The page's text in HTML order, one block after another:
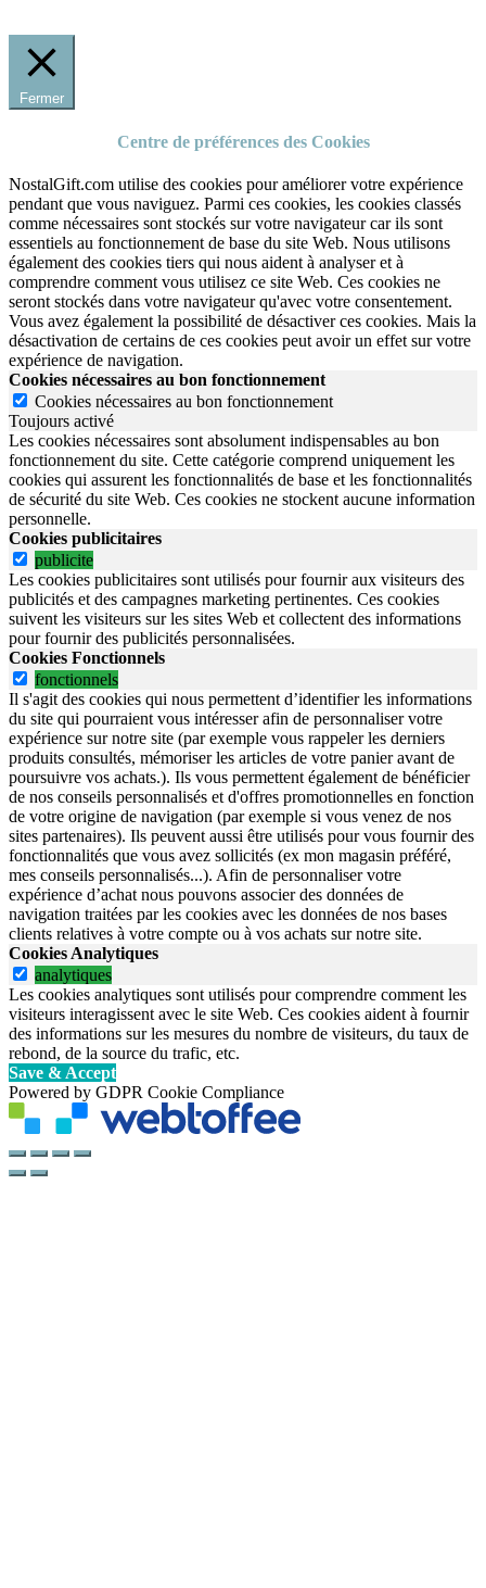
Fermer
Centre de préférences des Cookies
NostalGift.com utilise des cookies pour améliorer votre expérience
pendant que vous naviguez. Parmi ces cookies, les cookies classés
comme nécessaires sont stockés sur votre navigateur car ils sont
essentiels au fonctionnement de base du site Web. Nous utilisons
également des cookies tiers qui nous aident à analyser et à
comprendre comment vous utilisez ce site Web. Ces cookies ne
seront stockés dans votre navigateur qu'avec votre consentement.
Vous avez également la possibilité de désactiver ces cookies. Mais la
désactivation de certains de ces cookies peut avoir un effet sur votre
expérience de navigation.
Cookies nécessaires au bon fonctionnement
Cookies nécessaires au bon fonctionnement
Toujours activé
Les cookies nécessaires sont absolument indispensables au bon
fonctionnement du site. Cette catégorie comprend uniquement les
cookies qui assurent les fonctionnalités de base et les fonctionnalités
de sécurité du site Web. Ces cookies ne stockent aucune information
personnelle.
Cookies publicitaires
publicite
Les cookies publicitaires sont utilisés pour fournir aux visiteurs des
publicités et des campagnes marketing pertinentes. Ces cookies
suivent les visiteurs sur les sites Web et collectent des informations
pour fournir des publicités personnalisées.
Cookies Fonctionnels
fonctionnels
Il s'agit des cookies qui nous permettent d’identifier les informations
du site qui pourraient vous intéresser afin de personnaliser votre
expérience sur notre site (par exemple vous rappeler les derniers
produits consultés, mémoriser les articles de votre panier avant de
poursuivre vos achats.). Ils vous permettent également de bénéficier
de nos conseils personnalisés et d'offres promotionnelles en fonction
de votre origine de navigation (par exemple si vous venez de nos
sites partenaires). Ils peuvent aussi être utilisés pour vous fournir des
fonctionnalités que vous avez sollicités (ex mon magasin préféré,
mes conseils personnalisés...). Afin de personnaliser votre
expérience d’achat nous pouvons associer des données de
navigation traitées par les cookies avec les données de nos bases
clients relatives à votre compte ou à vos achats sur notre site.
Cookies Analytiques
analytiques
Les cookies analytiques sont utilisés pour comprendre comment les
visiteurs interagissent avec le site Web. Ces cookies aident à fournir
des informations sur les mesures du nombre de visiteurs, du taux de
rebond, de la source du trafic, etc.
Save & Accept
Powered by GDPR Cookie Compliance